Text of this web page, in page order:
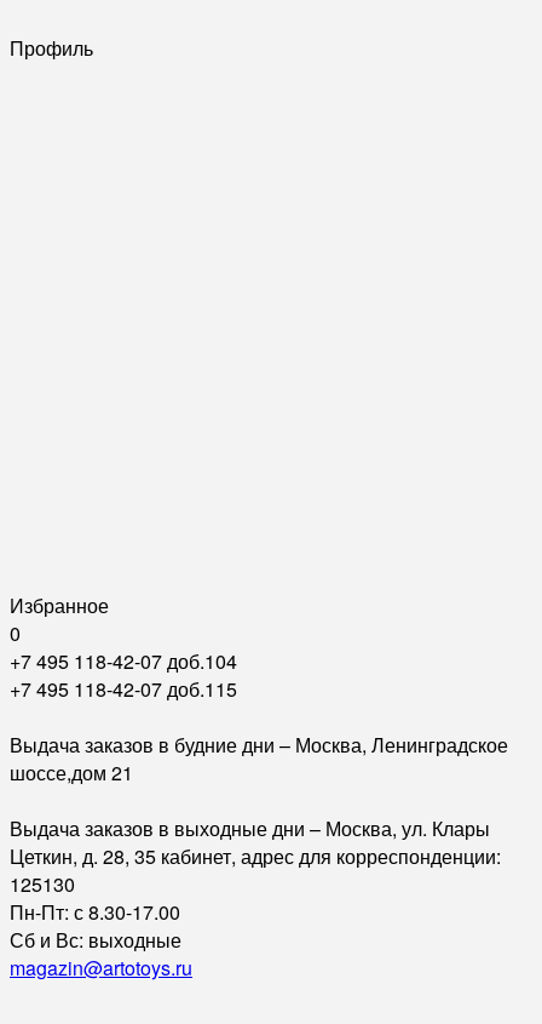
Профиль
Избранное
0
+7 495 118-42-07 доб.104
+7 495 118-42-07 доб.115
Выдача заказов в будние дни – Москва, Ленинградское
шоссе,дом 21
Выдача заказов в выходные дни – Москва, ул. Клары
Цеткин, д. 28, 35 кабинет, адрес для корреспонденции:
125130
Пн-Пт: с 8.30-17.00
Сб и Вс: выходные
magazin@artotoys.ru